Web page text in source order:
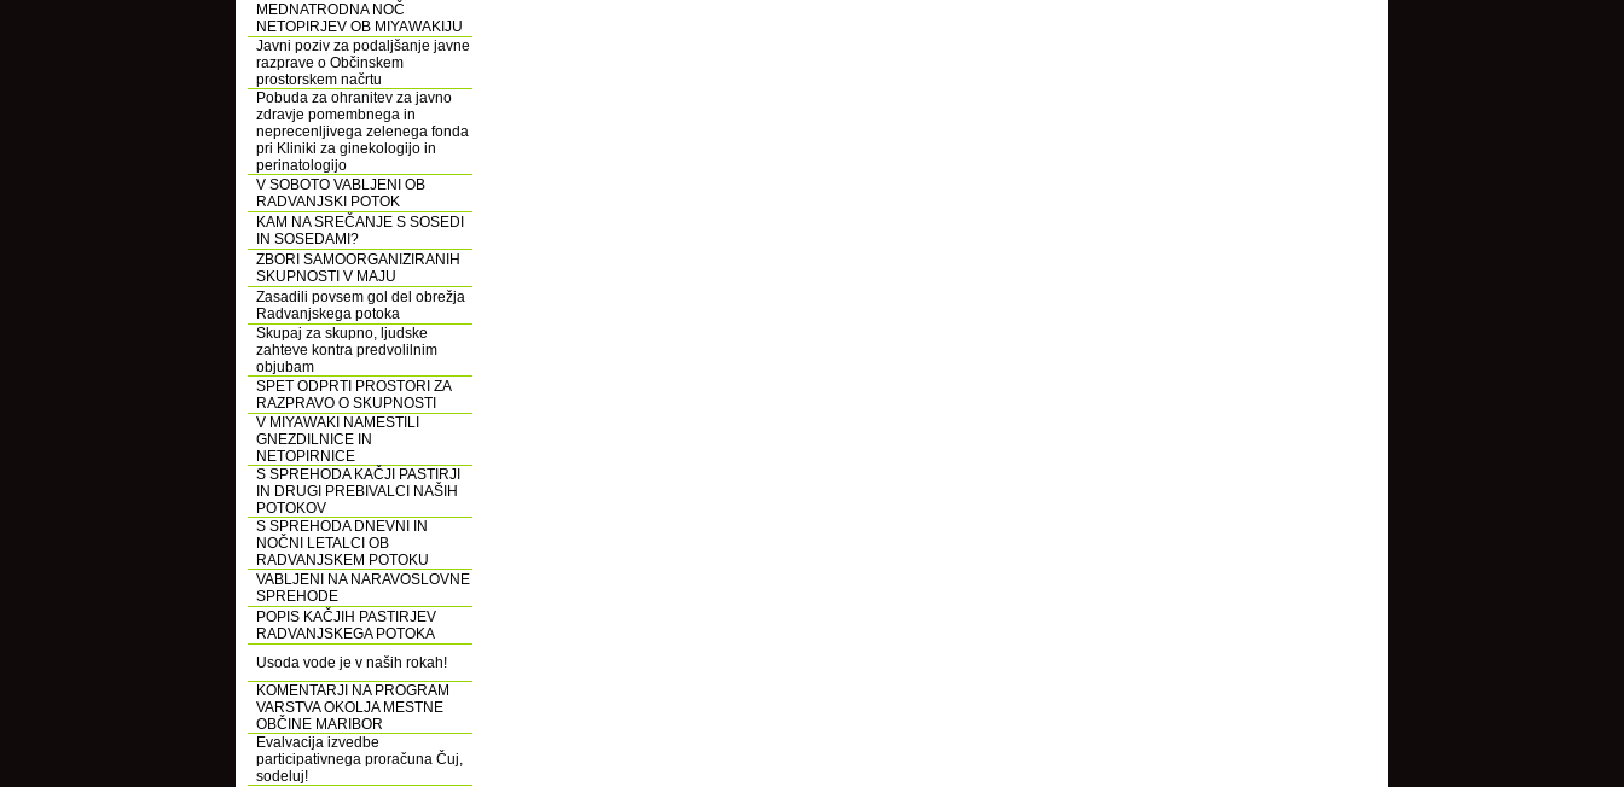
MEDNATRODNA NOČ
NETOPIRJEV OB MIYAWAKIJU
Javni poziv za podaljšanje javne
razprave o Občinskem
prostorskem načrtu
Pobuda za ohranitev za javno
zdravje pomembnega in
neprecenljivega zelenega fonda
pri Kliniki za ginekologijo in
perinatologijo
V SOBOTO VABLJENI OB
RADVANJSKI POTOK
KAM NA SREČANJE S SOSEDI
IN SOSEDAMI?
ZBORI SAMOORGANIZIRANIH
SKUPNOSTI V MAJU
Zasadili povsem gol del obrežja
Radvanjskega potoka
Skupaj za skupno, ljudske
zahteve kontra predvolilnim
objubam
SPET ODPRTI PROSTORI ZA
RAZPRAVO O SKUPNOSTI
V MIYAWAKI NAMESTILI
GNEZDILNICE IN
NETOPIRNICE
S SPREHODA KAČJI PASTIRJI
IN DRUGI PREBIVALCI NAŠIH
POTOKOV
S SPREHODA DNEVNI IN
NOČNI LETALCI OB
RADVANJSKEM POTOKU
VABLJENI NA NARAVOSLOVNE
SPREHODE
POPIS KAČJIH PASTIRJEV
RADVANJSKEGA POTOKA
Usoda vode je v naših rokah!
KOMENTARJI NA PROGRAM
VARSTVA OKOLJA MESTNE
OBČINE MARIBOR
Evalvacija izvedbe
participativnega proračuna Čuj,
sodeluj!